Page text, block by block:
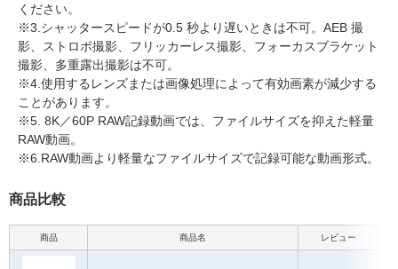
ください。
※3.シャッタースピードが0.5 秒より遅いときは不可。AEB 撮
影、ストロボ撮影、フリッカーレス撮影、フォーカスブラケット
撮影、多重露出撮影は不可。
※4.使用するレンズまたは画像処理によって有効画素が減少する
ことがあります。
※5. 8K／60P RAW記録動画では、ファイルサイズを抑えた軽量
RAW動画。
※6.RAW動画より軽量なファイルサイズで記録可能な動画形式。
商品比較
商品 商品名 レビュー